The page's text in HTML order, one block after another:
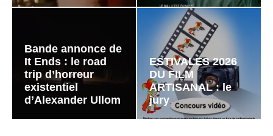
Bande annonce de
It Ends : le road
trip d’horreur
existentiel
d’Alexander Ullom
ESTIVALES 2026
DU FILM
ARTISANAL : le
jury